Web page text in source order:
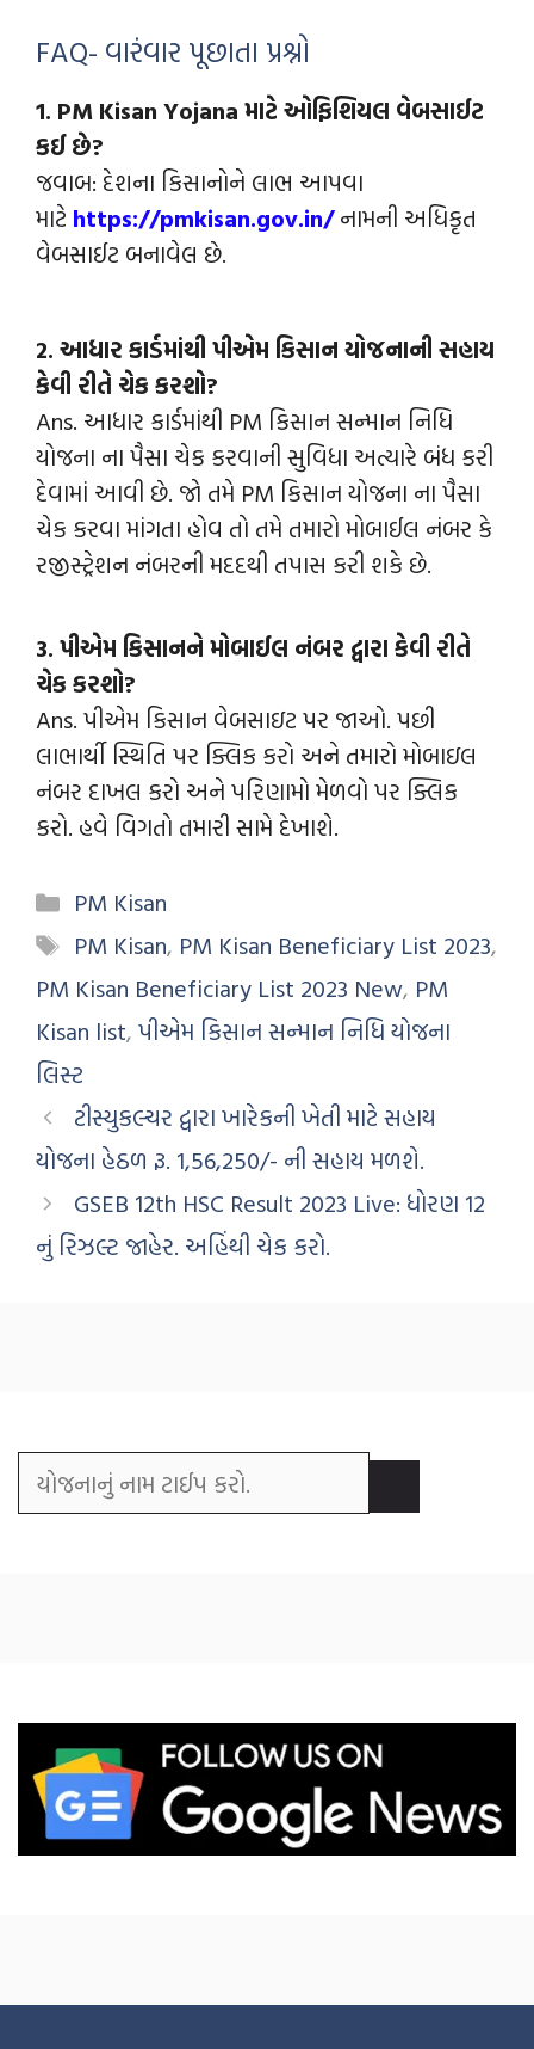
FAQ- વારંવાર પૂછાતા પ્રશ્નો
1. PM Kisan Yojana માટે ઓફિશિયલ વેબસાઈટ
કઈ છે?
જવાબ: દેશના કિસાનોને લાભ આપવા
માટે https://pmkisan.gov.in/નામની અધિકૃત
વેબસાઈટ બનાવેલ છે.
2. આધાર કાર્ડમાંથી પીએમ કિસાન યોજનાની સહાય
કેવી રીતે ચેક કરશો?
Ans. આધાર કાર્ડમાંથી PM કિસાન સન્માન નિધિ
યોજના ના પૈસા ચેક કરવાની સુવિધા અત્યારે બંધ કરી
દેવામાં આવી છે. જો તમે PM કિસાન યોજના ના પૈસા
ચેક કરવા માંગતા હોવ તો તમે તમારો મોબાઈલ નંબર કે
રજીસ્ટ્રેશન નંબરની મદદથી તપાસ કરી શકે છે.
3. પીએમ કિસાનને મોબાઈલ નંબર દ્વારા કેવી રીતે
ચેક કરશો?
Ans. પીએમ કિસાન વેબસાઇટ પર જાઓ. પછી
લાભાર્થી સ્થિતિ પર ક્લિક કરો અને તમારો મોબાઇલ
નંબર દાખલ કરો અને પરિણામો મેળવો પર ક્લિક
કરો. હવે વિગતો તમારી સામે દેખાશે.
PM Kisan
PM Kisan, PM Kisan Beneficiary List 2023,
PM Kisan Beneficiary List 2023 New, PM
Kisan list, પીએમ કિસાન સન્માન નિધિ યોજના
લિસ્ટ
ટીસ્યુકલ્ચર દ્વારા ખારેકની ખેતી માટે સહાય
યોજના હેઠળ રૂ. 1,56,250/- ની સહાય મળશે.
GSEB 12th HSC Result 2023 Live: ધોરણ 12
નું રિઝલ્ટ જાહેર. અહિંથી ચેક કરો.